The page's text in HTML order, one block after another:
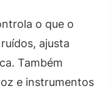
o que o
ajusta
Também
e instrumentos